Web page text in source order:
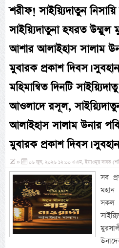
শরীফ! সাইয়্যিদাতুন
সাইয়্যিদাতুনা হযরত উম্মুল
আশার আলাইহাস সালাম
মুবারক প্রকাশ দিবস।
মহিমান্বিত দিনটি
আওলাদে রসূল,
আলাইহাস সালাম উনার
মুবারক প্রকাশ দিবস।
» ০৬ জুন, ২০২৬ ১২:০০ এএম, ইয়াওমুছ সাবত
সব
সকল